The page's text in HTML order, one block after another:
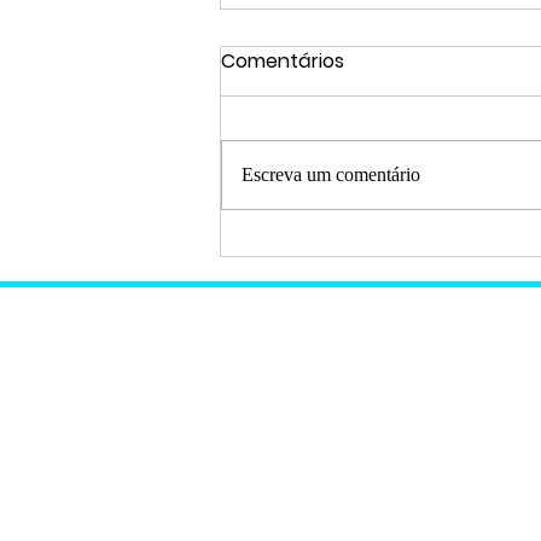
Sem saber que estava
grávida, mulher dá à luz
Comentários
Escreva um comentário